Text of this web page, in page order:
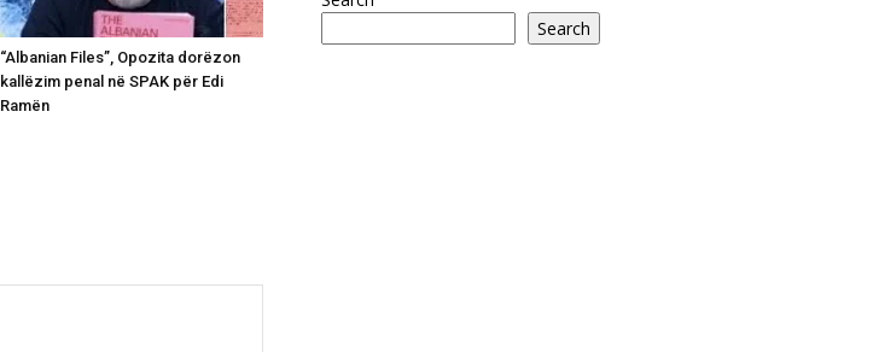
“Albanian Files”, Opozita dorëzon
kallëzim penal në SPAK për Edi
Ramën
Search